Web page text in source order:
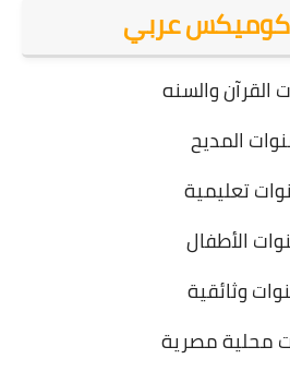
عربي
القرآن والسنه
المديح
تعليمية
الأطفال
وثائقية
محلية مصرية